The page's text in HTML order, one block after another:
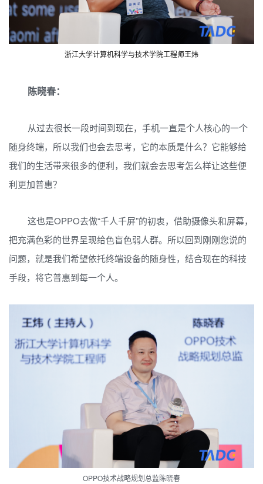
浙江大学计算机科学与技术学院工程师王炜
陈晓春：
从过去很长一段时间到现在，手机一直是个人核心的一个
随身终端，所以我们也会去思考，它的本质是什么？它能够给
我们的生活带来很多的便利，我们就会去思考怎么样让这些便
利更加普惠？
这也是OPPO去做“千人千屏”的初衷，借助摄像头和屏幕，
把充满色彩的世界呈现给色盲色弱人群。所以回到刚刚您说的
问题，就是我们希望依托终端设备的随身性，结合现在的科技
手段，将它普惠到每一个人。
OPPO技术战略规划总监陈晓春